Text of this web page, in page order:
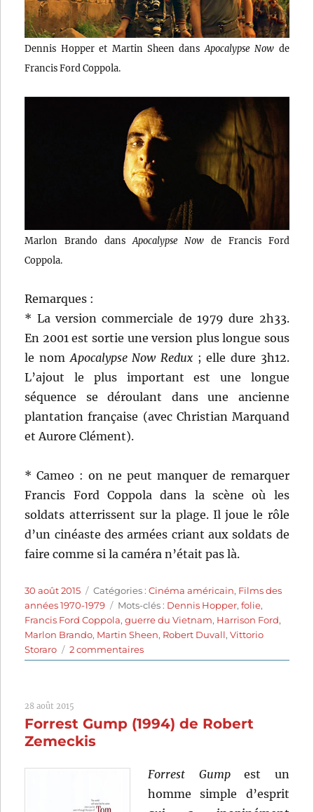
Dennis Hopper et Martin Sheen dansApocalypse Now de
Francis Ford Coppola.
Marlon Brando dans Apocalypse Now de Francis Ford
Coppola.
Remarques :
* La version commerciale de 1979 dure 2h33.
En 2001 est sortie une version plus longue sous
le nom Apocalypse Now Redux ; elle dure 3h12.
L’ajout le plus important est une longue
séquence se déroulant dans une ancienne
plantation française (avec Christian Marquand
et Aurore Clément).
* Cameo : on ne peut manquer de remarquer
Francis Ford Coppola dans la scène où les
soldats atterrissent sur la plage. Il joue le rôle
d’un cinéaste des armées criant aux soldats de
faire comme si la caméra n’était pas là.
Publié
le
30 août 2015 Catégories
Catégories :Cinéma américain, Films des
années 1970-1979
Étiquettes
Mots-clés : Dennis Hopper,folie,
Francis Ford Coppola,guerre du Vietnam, Harrison Ford,
Marlon Brando, Martin Sheen, Robert Duvall,Vittorio
Storaro
2 commentairessur
Apocalypse
Francis
28 août 2015
Forrest Gump (1994) de Robert
Zemeckis
Forrest Gumpest un
homme simple d’esprit